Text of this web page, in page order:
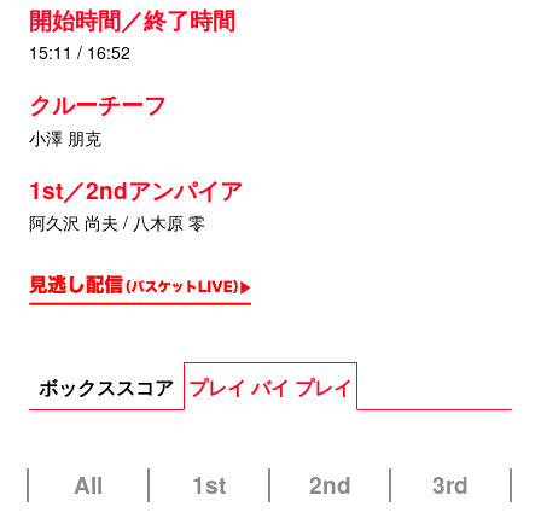
開始時間／終了時間
15:11 / 16:52
クルーチーフ
小澤 朋克
1st／2ndアンパイア
阿久沢 尚夫 / 八木原 零
ボックススコア プレイ バイ プレイ
All 1st 2nd
3rd